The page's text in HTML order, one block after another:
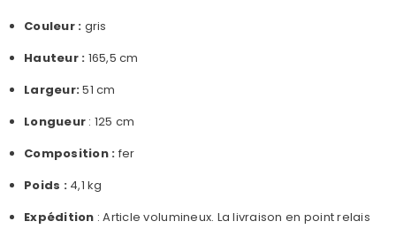
Couleur : gris
Hauteur : 165,5 cm
Largeur:51 cm
Longueur : 125 cm
Composition : fer
Poids :4,1 kg
Expédition : Article volumineux. La livraison en point relais